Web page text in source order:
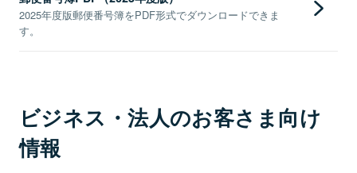
2025年度版郵便番号簿をPDF形式でダウンロードできま
す。
ビジネス・法人のお客さま向け
情報